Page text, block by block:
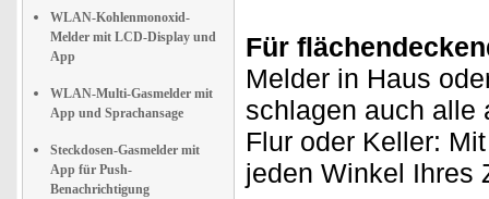
WLAN-Kohlenmonoxid-
Melder mit LCD-Display und
App
WLAN-Multi-Gasmelder mit
App und Sprachansage
Steckdosen-Gasmelder mit
App für Push-
Benachrichtigung
Für
Melder in Haus
schlagen auch alle
Flur oder Keller:
jeden Winkel Ihres